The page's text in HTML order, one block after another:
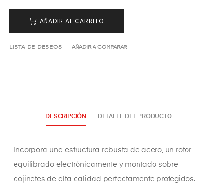
AÑADIR AL CARRITO
LISTA DE DESEOS AÑADIR A COMPARAR
DESCRIPCIÓN DETALLE DEL PRODUCTO
Incorpora una estructura robusta de acero, un rotor
equilibrado electrónicamente y montado sobre
cojinetes de alta calidad perfectamente protegidos.